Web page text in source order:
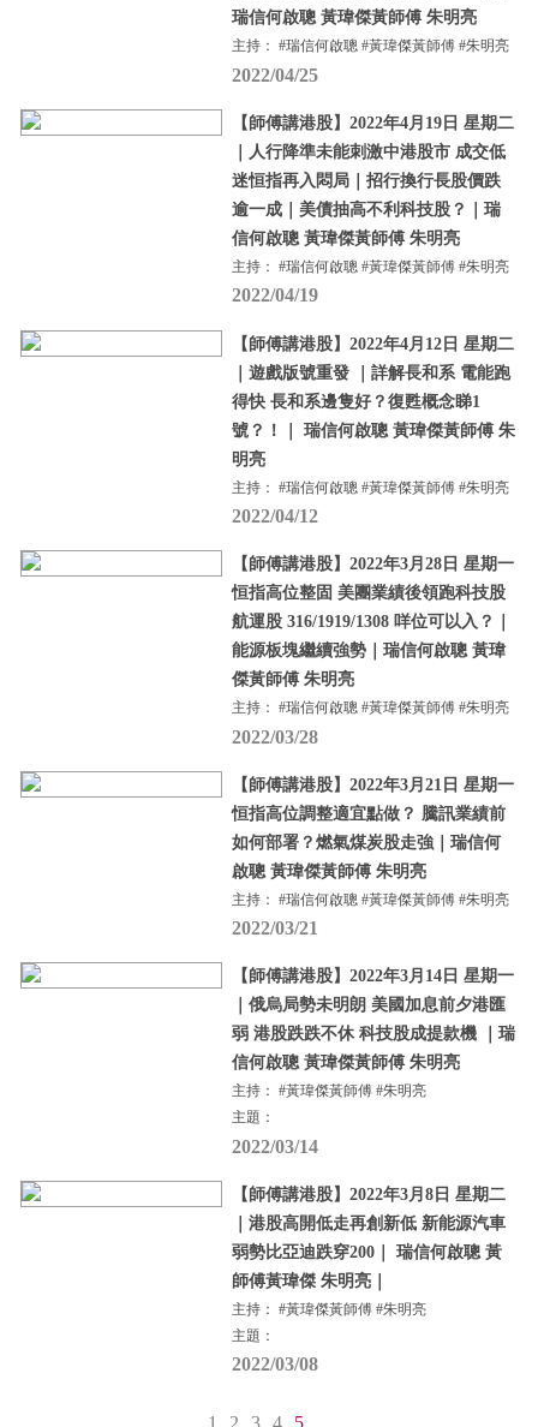
瑞信何啟聰 黃瑋傑黃師傅 朱明亮
主持： #瑞信何啟聰 #黃瑋傑黃師傅 #朱明亮
2022/04/25
【師傅講港股】2022年4月19日 星期二
｜人行降準未能刺激中港股市 成交低
迷恒指再入悶局｜招行換行長股價跌
逾一成｜美債抽高不利科技股？｜瑞
信何啟聰 黃瑋傑黃師傅 朱明亮
主持： #瑞信何啟聰 #黃瑋傑黃師傅 #朱明亮
2022/04/19
【師傅講港股】2022年4月12日 星期二
｜遊戲版號重發 ｜詳解長和系 電能跑
得快 長和系邊隻好？復甦概念睇1
號？！｜ 瑞信何啟聰 黃瑋傑黃師傅 朱
明亮
主持： #瑞信何啟聰 #黃瑋傑黃師傅 #朱明亮
2022/04/12
【師傅講港股】2022年3月28日 星期一
恒指高位整固 美團業績後領跑科技股
航運股 316/1919/1308 咩位可以入？｜
能源板塊繼續強勢｜瑞信何啟聰 黃瑋
傑黃師傅 朱明亮
主持： #瑞信何啟聰 #黃瑋傑黃師傅 #朱明亮
2022/03/28
【師傅講港股】2022年3月21日 星期一
恒指高位調整適宜點做？ 騰訊業績前
如何部署？燃氣煤炭股走強｜瑞信何
啟聰 黃瑋傑黃師傅 朱明亮
主持： #瑞信何啟聰 #黃瑋傑黃師傅 #朱明亮
2022/03/21
【師傅講港股】2022年3月14日 星期一
｜俄烏局勢未明朗 美國加息前夕港匯
弱 港股跌跌不休 科技股成提款機 ｜瑞
信何啟聰 黃瑋傑黃師傅 朱明亮
主持： #黃瑋傑黃師傅 #朱明亮
主題：
2022/03/14
【師傅講港股】2022年3月8日 星期二
｜港股高開低走再創新低 新能源汽車
弱勢比亞迪跌穿200｜ 瑞信何啟聰 黃
師傅黃瑋傑 朱明亮｜
主持： #黃瑋傑黃師傅 #朱明亮
主題：
2022/03/08
1 2 3 4 5